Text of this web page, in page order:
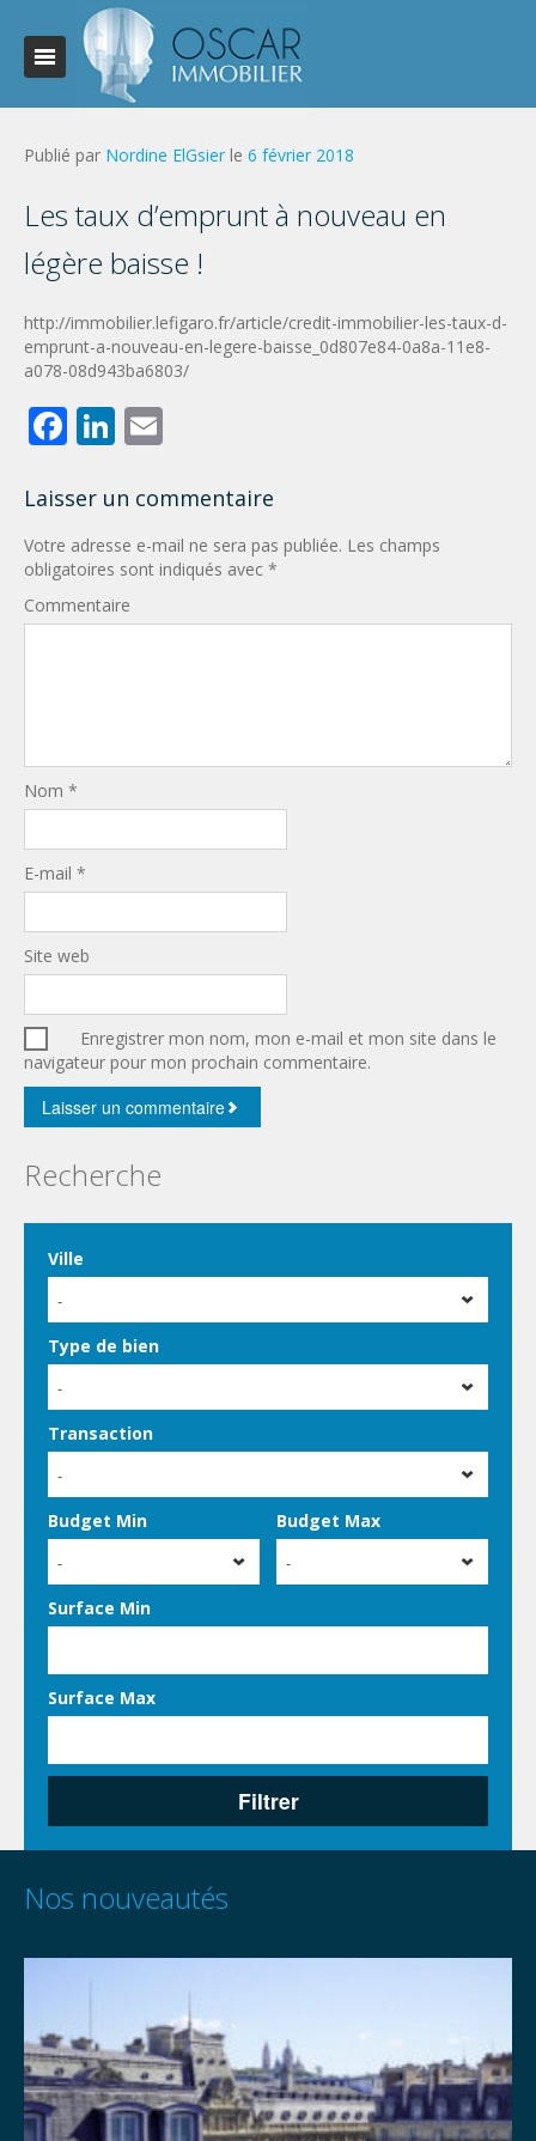
Publié par Nordine ElGsier le 6 février 2018
Les taux d’emprunt à nouveau en
légère baisse !
http://immobilier.lefigaro.fr/article/credit-immobilier-les-taux-d-
emprunt-a-nouveau-en-legere-baisse_0d807e84-0a8a-11e8-
a078-08d943ba6803/
Facebook
LinkedIn
Laisser un commentaire
Votre adresse e-mail ne sera pas publiée. Les champs
obligatoires sont indiqués avec *
Commentaire
Nom *
E-mail *
Site web
Enregistrer mon nom, mon e-mail et mon site dans le
navigateur pour mon prochain commentaire.
Recherche
Ville
-
Type de bien
-
Transaction
-
Budget Min
-
Budget Max
-
Surface Min
Surface Max
Filtrer
Nos nouveautés